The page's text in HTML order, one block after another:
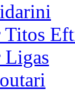
Titos
Ligas